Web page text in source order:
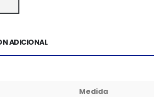
ADICIONAL
Medida